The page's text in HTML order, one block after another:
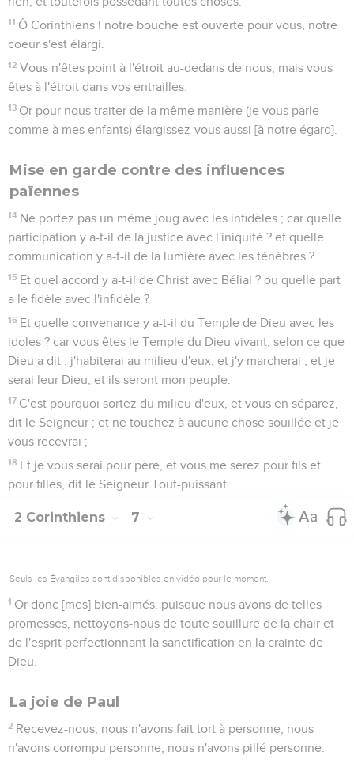
11 Ô Corinthiens ! notre bouche est ouverte pour vous, notre
coeur s'est élargi.
12 Vous n'êtes point à l'étroit au-dedans de nous, mais vous
êtes à l'étroit dans vos entrailles.
13 Or pour nous traiter de la même manière (je vous parle
comme à mes enfants) élargissez-vous aussi [à notre égard].
Mise en garde contre des influences
païennes
14 Ne portez pas un même joug avec les infidèles ; car quelle
participation y a-t-il de la justice avec l'iniquité ? et quelle
communication y a-t-il de la lumière avec les ténèbres ?
15 Et quel accord y a-t-il de Christ avec Bélial ? ou quelle part
a le fidèle avec l'infidèle ?
16 Et quelle convenance y a-t-il du Temple de Dieu avec les
idoles ? car vous êtes le Temple du Dieu vivant, selon ce que
Dieu a dit : j'habiterai au milieu d'eux, et j'y marcherai ; et je
serai leur Dieu, et ils seront mon peuple.
17 C'est pourquoi sortez du milieu d'eux, et vous en séparez,
dit le Seigneur ; et ne touchez à aucune chose souillée et je
vous recevrai ;
18 Et je vous serai pour père, et vous me serez pour fils et
pour filles, dit le Seigneur Tout-puissant.
2 Corinthiens 7
Seuls les Évangiles sont disponibles en vidéo pour le moment.
1 Or donc [mes] bien-aimés, puisque nous avons de telles
promesses, nettoyons-nous de toute souillure de la chair et
de l'esprit perfectionnant la sanctification en la crainte de
Dieu.
La joie de Paul
2 Recevez-nous, nous n'avons fait tort à personne, nous
n'avons corrompu personne, nous n'avons pillé personne.